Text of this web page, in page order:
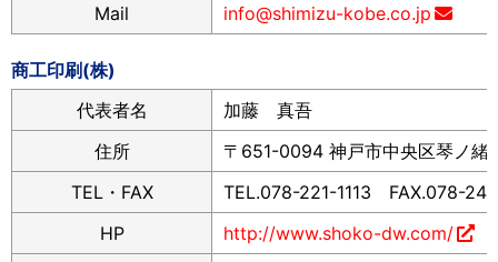
Mail
info@shimizu-kobe.co.jp
商工印刷(株)
代表者名
加藤 真吾
住所
〒651-0094 神戸市中央区琴ノ緒
TEL・FAX
TEL.078-221-1113 FAX.078-
HP
http://www.shoko-dw.com/